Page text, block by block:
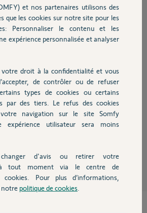
au fil de discussion
partenariat domotique.
poser la question.
et nos partenaires utilisons des
que les cookies sur notre site pour les
Personnaliser le contenu et les
expérience personnalisée et analyser
votre droit à la confidentialité et vous
de contrôler ou de refuser
types de cookies ou certains
par des tiers. Le refus des cookies
votre navigation sur le site Somfy
expérience utilisateur sera moins
d'avis ou retirer votre
à tout moment via le centre de
cookies. Pour plus d’informations,
notre politique de cookies